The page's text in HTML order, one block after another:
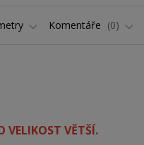
Komentáře 0
VELIKOST VĚTŠÍ.